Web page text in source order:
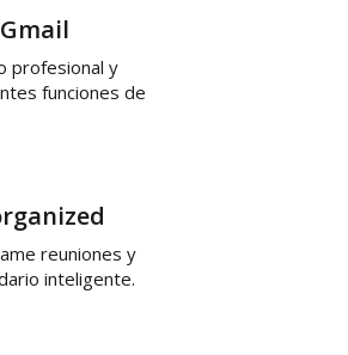
profesional y
funciones de
reuniones y
inteligente.